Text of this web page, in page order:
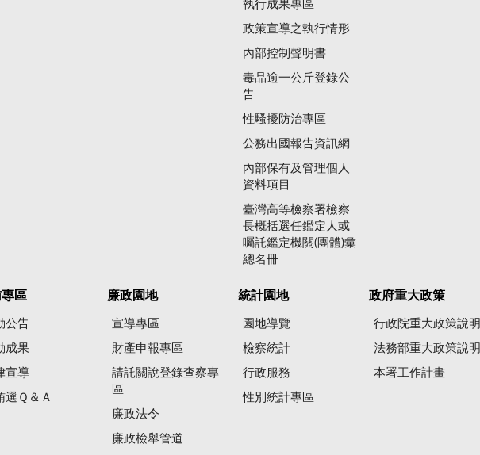
執行成果專區
政策宣導之執行情形
內部控制聲明書
毒品逾一公斤登錄公
告
性騷擾防治專區
公務出國報告資訊網
內部保有及管理個人
資料項目
臺灣高等檢察署檢察
長概括選任鑑定人或
囑託鑑定機關(團體)彙
總名冊
區
公告
成果
宣導
選Ｑ＆Ａ
廉政園地
宣導專區
財產申報專區
請託關說登錄查察專
區
廉政法令
廉政檢舉管道
統計園地
園地導覽
檢察統計
行政服務
性別統計專區
政府重大政策
行政院重大政策說明
法務部重大政策說明
本署工作計畫